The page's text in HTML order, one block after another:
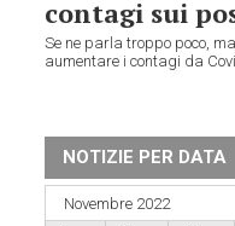
contagi sui
Se ne parla troppo poco,
aumentare i contagi da
NOTIZIE PER DATA
Novembre 2022